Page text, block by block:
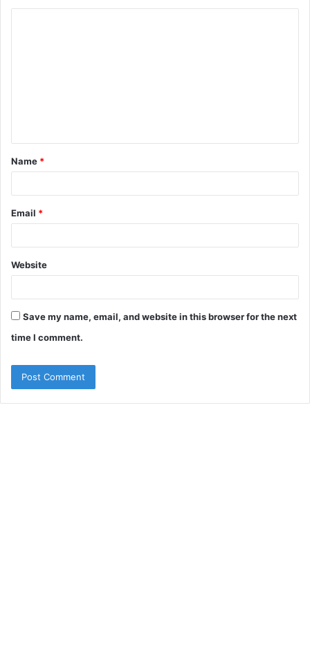
t
*
Name *
Email *
Website
Save my name, email, and website in this browser for the next
time I comment.